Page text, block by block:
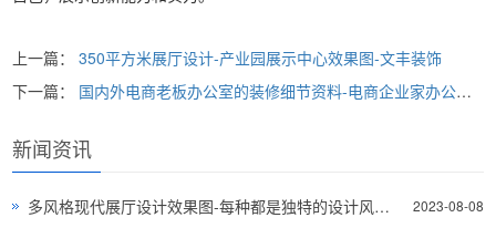
上一篇：350平方米展厅设计-产业园展示中心效果图-文丰装饰
下一篇： 国内外电商老板办公室的装修细节资料-电商企业家办公室装修
新闻资讯
2023-08-08
多风格现代展厅设计效果图-每种都是独特的设计风格-深圳文丰装饰